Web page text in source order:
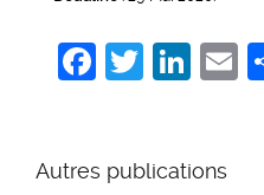
Twitter
Autres publications